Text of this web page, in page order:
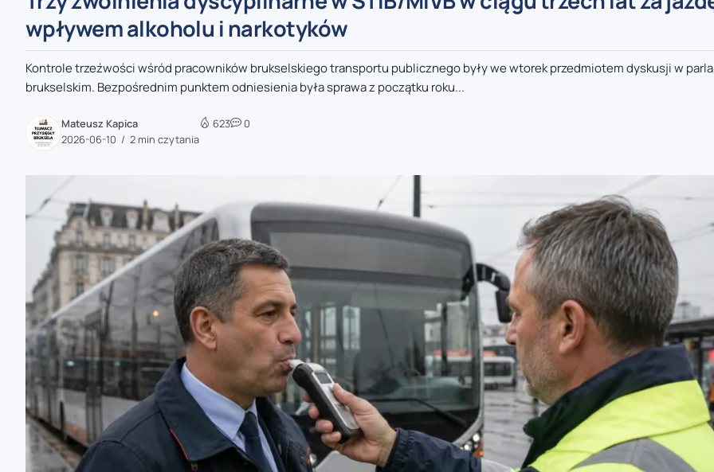
zaobserwuj nas
zaobserwuj nas
zaobserwuj nas
zaobserwuj nas
zaobserwuj nas
wpływem alkoholu i narkotyków
Kontrole trzeźwości wśród pracowników brukselskiego transportu publicznego były we wtorek przedmiotem dyskusji w
brukselskim. Bezpośrednim punktem odniesienia była sprawa z początku roku...
Mateusz Kapica
2026-06-10
2 min czytania
623 0